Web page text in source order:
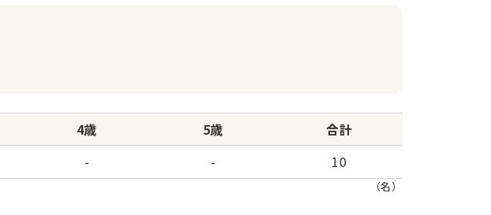
4歳 5歳
合計
- - 10
（名）